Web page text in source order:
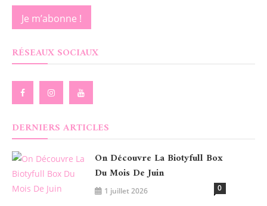
RÉSEAUX SOCIAUX
DERNIERS ARTICLES
On Découvre La Biotyfull Box
Du Mois De Juin
1 juillet 2026 0